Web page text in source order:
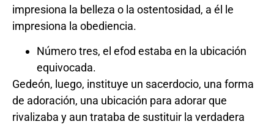
impresiona la belleza o la ostentosidad, a él le
impresiona la obediencia.
Número tres, el efod estaba en la ubicación
equivocada.
Gedeón, luego, instituye un sacerdocio, una forma
de adoración, una ubicación para adorar que
rivalizaba y aun trataba de sustituir la verdadera